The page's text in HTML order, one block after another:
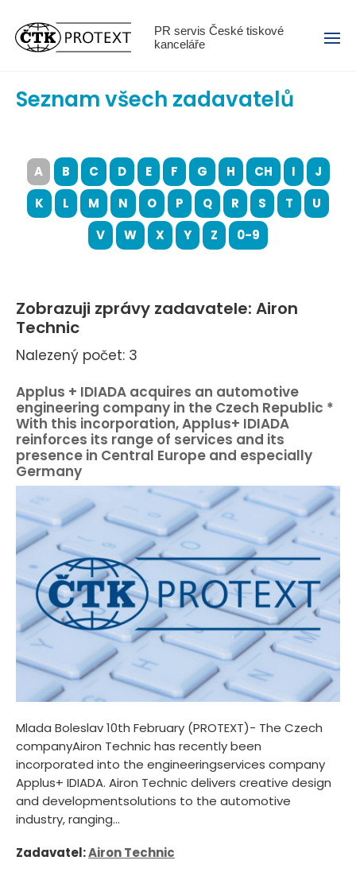
PR servis České tiskové
kanceláře
Menu
Seznam všech zadavatelů
A B C D E F G H CH I
J
K
L M N O P Q R S T
U
V
W X Y Z 0-9
Zobrazuji zprávy zadavatele: Airon
Technic
Nalezený počet: 3
Applus + IDIADA acquires an automotive
engineering company in the Czech Republic *
With this incorporation, Applus+ IDIADA
reinforces its range of services and its
presence in Central Europe and especially
Germany
Mlada Boleslav 10th February (PROTEXT)- The Czech
companyAiron Technic has recently been
incorporated into the engineeringservices company
Applus+ IDIADA. Airon Technic delivers creative design
and developmentsolutions to the automotive
industry, ranging...
Zadavatel:Airon Technic